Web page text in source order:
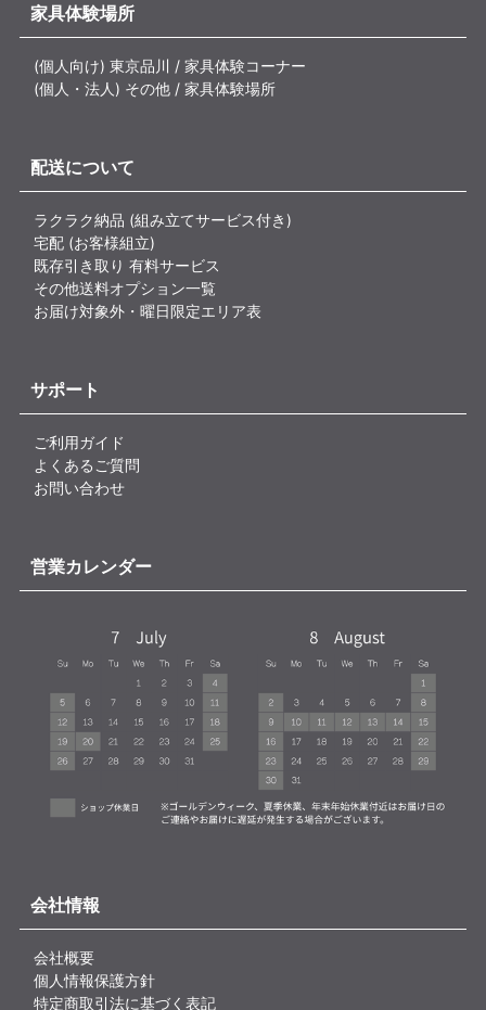
家具体験場所
(個人向け) 東京品川 / 家具体験コーナー
(個人・法人) その他 / 家具体験場所
配送について
ラクラク納品 (組み立てサービス付き)
宅配 (お客様組立)
既存引き取り 有料サービス
その他送料オプション一覧
お届け対象外・曜日限定エリア表
サポート
ご利用ガイド
よくあるご質問
お問い合わせ
営業カレンダー
会社情報
会社概要
個人情報保護方針
特定商取引法に基づく表記